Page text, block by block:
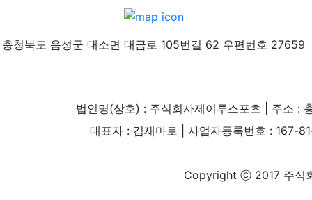
충청북도 음성군 대소면 대금로 105번길 62 우편번호 27659
법인명(상호) : 주식회사제이투스포츠 | 주소 :
대표자 : 김재마로 | 사업자등록번호 :
Copyright ⓒ 2017 주식